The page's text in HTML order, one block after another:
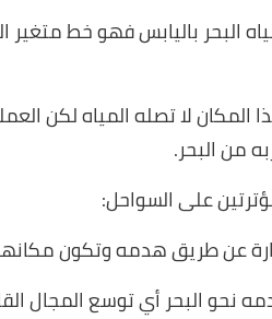
البحر باليابس فهو خط متغير
لا تصله المياه لكن
من البحر.
على السواحل:
عن طريق هدمه وتكون
نحو البحر أي توسع المجال